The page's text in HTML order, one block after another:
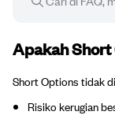
Artikel FAQ
Apakah
Short Options tidak
Risiko kerugian